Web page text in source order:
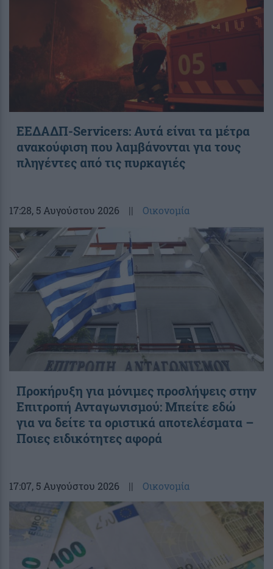
ΕΕΔΑΔΠ-Servicers: Αυτά είναι τα μέτρα
ανακούφιση που λαμβάνονται για τους
πληγέντες από τις πυρκαγιές
17:28, 5 Αυγούστου 2026 || Οικονομία
Προκήρυξη για μόνιμες προσλήψεις στην
Επιτροπή Ανταγωνισμού: Μπείτε εδώ
για να δείτε τα οριστικά αποτελέσματα –
Ποιες ειδικότητες αφορά
17:07, 5 Αυγούστου 2026 || Οικονομία